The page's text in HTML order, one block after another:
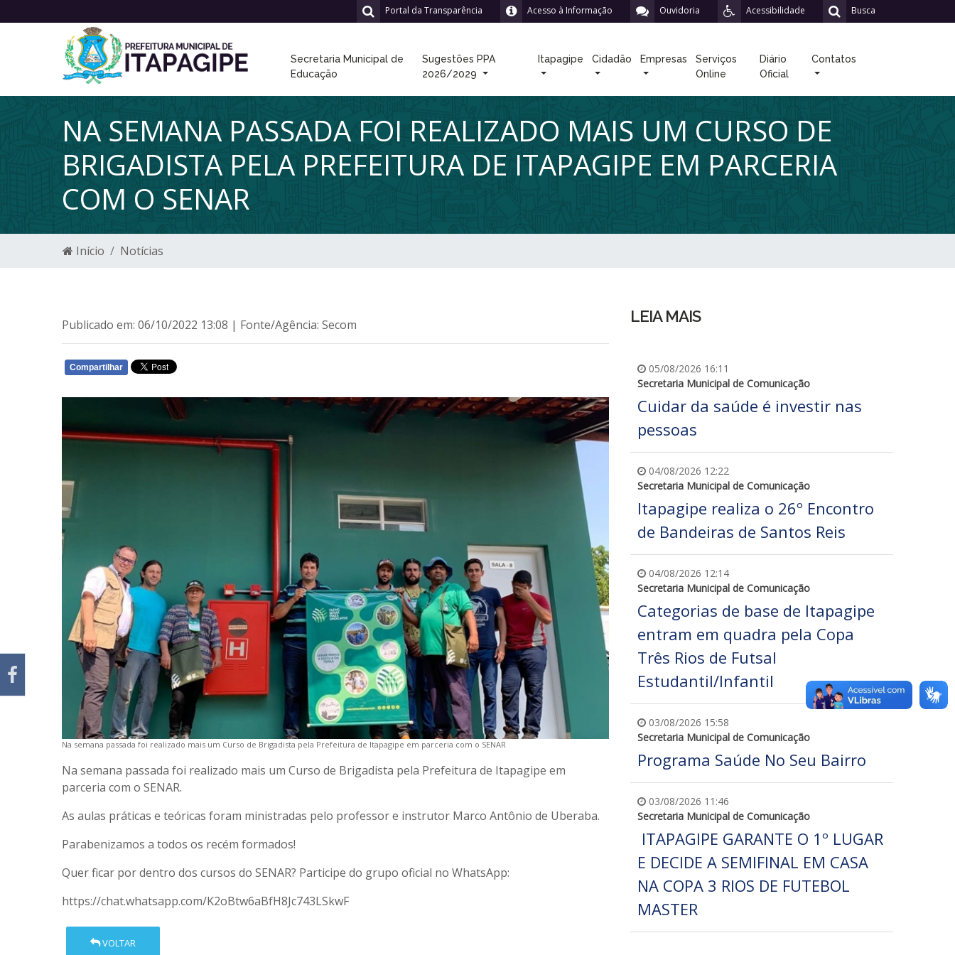
Busca
Acessibilidade
Ouvidoria
Acesso à Informação
Portal da Transparência
Secretaria Municipal de
Educação
Sugestões PPA
2026/2029
Itapagipe Cidadão Empresas
Serviços
Online
Diário
Oficial
Contatos
NA SEMANA PASSADA FOI REALIZADO MAIS UM CURSO DE
BRIGADISTA PELA PREFEITURA DE ITAPAGIPE EM PARCERIA
COM O SENAR
Início Notícias
Publicado em: 06/10/2022 13:08 | Fonte/Agência: Secom
Compartilhar
Na semana passada foi realizado mais um Curso de Brigadista pela Prefeitura de Itapagipe em parceria com o SENAR
Na semana passada foi realizado mais um Curso de Brigadista pela Prefeitura de Itapagipe em
parceria com o SENAR.
As aulas práticas e teóricas foram ministradas pelo professor e instrutor Marco Antônio de Uberaba.
Parabenizamos a todos os recém formados!
Quer ficar por dentro dos cursos do SENAR? Participe do grupo oficial no WhatsApp:
https://chat.whatsapp.com/K2oBtw6aBfH8Jc743LSkwF
VOLTAR
LEIA MAIS
05/08/2026 16:11
Secretaria Municipal de Comunicação
Cuidar da saúde é investir nas
pessoas
04/08/2026 12:22
Secretaria Municipal de Comunicação
Itapagipe realiza o 26º Encontro
de Bandeiras de Santos Reis
04/08/2026 12:14
Secretaria Municipal de Comunicação
Categorias de base de Itapagipe
entram em quadra pela Copa
Três Rios de Futsal
Estudantil/Infantil
03/08/2026 15:58
Secretaria Municipal de Comunicação
Programa Saúde No Seu Bairro
03/08/2026 11:46
Secretaria Municipal de Comunicação
ITAPAGIPE GARANTE O 1º LUGAR
E DECIDE A SEMIFINAL EM CASA
NA COPA 3 RIOS DE FUTEBOL
MASTER